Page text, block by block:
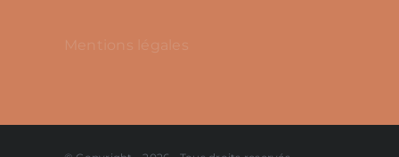
Mentions légales